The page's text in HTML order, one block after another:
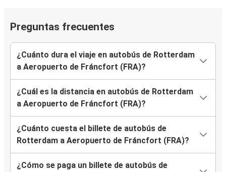
Preguntas frecuentes
¿Cuánto dura el viaje en autobús de Rotterdam
a Aeropuerto de Fráncfort (FRA)?
¿Cuál es la distancia en autobús de Rotterdam
a Aeropuerto de Fráncfort (FRA)?
¿Cuánto cuesta el billete de autobús de
Rotterdam a Aeropuerto de Fráncfort (FRA)?
¿Cómo se paga un billete de autobús de